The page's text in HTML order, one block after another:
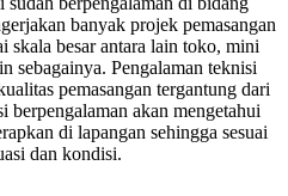
banyak projek pemasangan
skala besar antara lain toko, mini
sebagainya. Pengalaman teknisi
pemasangan tergantung dari
akan mengetahui
di lapangan sehingga sesuai
dan kondisi.